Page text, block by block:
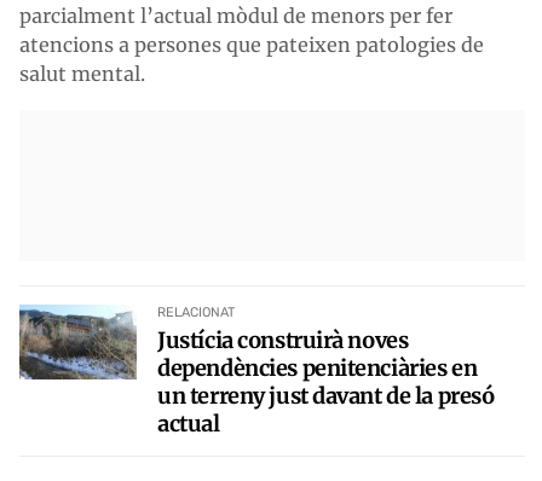
parcialment l’actual mòdul de menors per fer
atencions a persones que pateixen patologies de
salut mental.
RELACIONAT
Justícia construirà noves
dependències penitenciàries en
un terreny just davant de la presó
actual